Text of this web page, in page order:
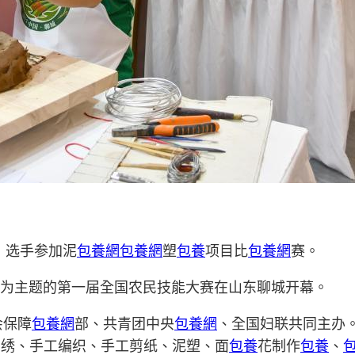
选手参加泥包養網包養網塑包養项目比包養網赛。
主题的第一届全国农民技能大赛在山东聊城开幕。
障包養網部、共青团中央包養網 、全国妇联共同主办
、手工编织、手工剪纸、泥塑、面包養花制作包養 、